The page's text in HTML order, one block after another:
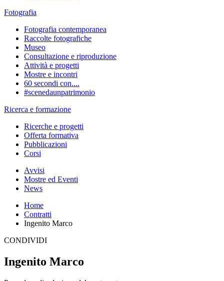
Fotografia
Fotografia contemporanea
Raccolte fotografiche
Museo
Consultazione e riproduzione
Attività e progetti
Mostre e incontri
60 secondi con....
#scenedaunpatrimonio
Ricerca e formazione
Ricerche e progetti
Offerta formativa
Pubblicazioni
Corsi
Avvisi
Mostre ed Eventi
News
Home
Contratti
Ingenito Marco
CONDIVIDI
Ingenito Marco